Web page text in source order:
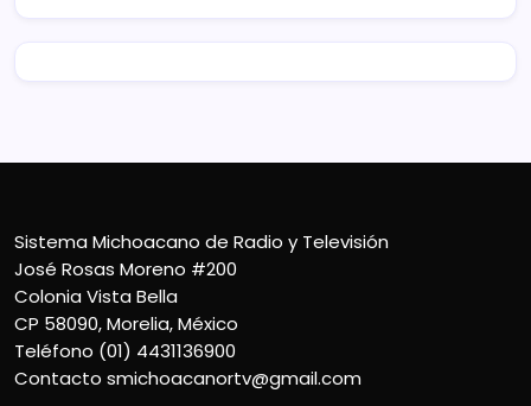
Sistema Michoacano de Radio y Televisión
José Rosas Moreno #200
Colonia Vista Bella
CP 58090, Morelia, México
Teléfono (01) 4431136900
Contacto smichoacanortv@gmail.com